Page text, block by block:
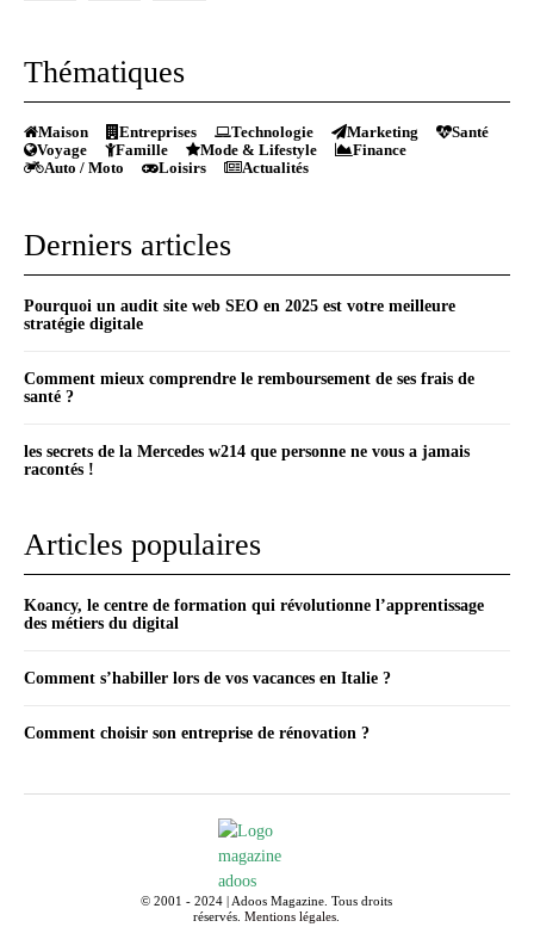
Thématiques
Maison Entreprises Technologie Marketing
Santé
Voyage
Famille Mode & Lifestyle
Finance
Auto / Moto
Loisirs Actualités
Derniers articles
Pourquoi un audit site web SEO en 2025 est votre meilleure
stratégie digitale
Comment mieux comprendre le remboursement de ses frais de
santé ?
les secrets de la Mercedes w214 que personne ne vous a jamais
racontés !
Articles populaires
Koancy, le centre de formation qui révolutionne l’apprentissage
des métiers du digital
Comment s’habiller lors de vos vacances en Italie ?
Comment choisir son entreprise de rénovation ?
© 2001 - 2024 | Adoos Magazine. Tous droits
réservés.Mentions légales